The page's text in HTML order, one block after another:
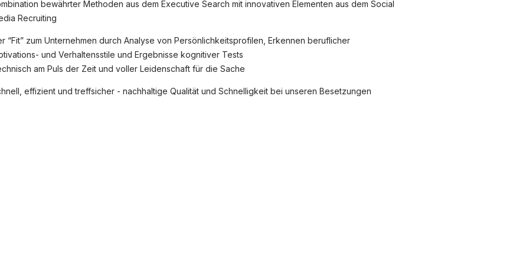
bewährter Methoden aus dem Executive Search mit innovativen Elementen aus dem Social
Recruiting
“Fit” zum Unternehmen durch Analyse von Persönlichkeitsprofilen, Erkennen beruflicher
und Verhaltensstile und Ergebnisse kognitiver Tests
am Puls der Zeit und voller Leidenschaft für die Sache
effizient und treffsicher - nachhaltige Qualität und Schnelligkeit bei unseren Besetzungen